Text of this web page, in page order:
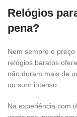
Relógios
pena?
Nem sempre o
relógios baratos
não duram mais de
ou suor intenso.
Na experiência com